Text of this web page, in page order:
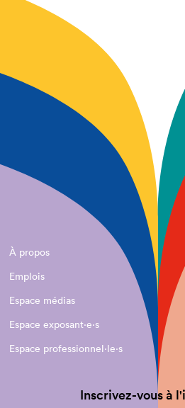
À propos
Emplois
Espace médias
Espace exposant·e⋅s
Espace professionnel·le⋅s
Inscrivez-vous à